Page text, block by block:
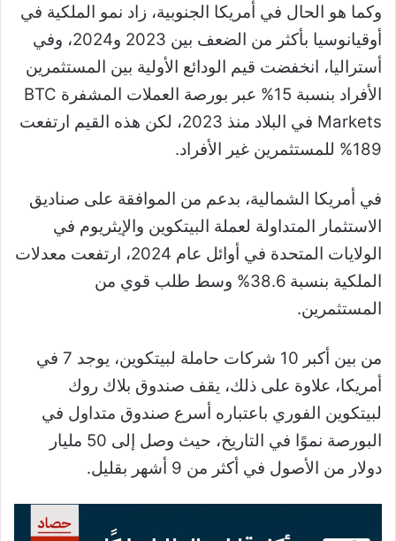
وكما هو الحال في أمريكا الجنوبية، زاد نمو الملكية في
أوقيانوسيا بأكثر من الضعف بين 2023 و2024، وفي
أستراليا، انخفضت قيم الودائع الأولية بين المستثمرين
الأفراد بنسبة 15% عبر بورصة العملات المشفرة BTC
Markets في البلاد منذ 2023، لكن هذه القيم ارتفعت
189% للمستثمرين غير الأفراد.
في أمريكا الشمالية، بدعم من الموافقة على صناديق
الاستثمار المتداولة لعملة البيتكوين والإيثريوم في
الولايات المتحدة في أوائل عام 2024، ارتفعت معدلات
الملكية بنسبة 38.6% وسط طلب قوي من
المستثمرين.
من بين أكبر 10 شركات حاملة لبيتكوين، يوجد 7 في
أمريكا، علاوة على ذلك، يقف صندوق بلاك روك
لبيتكوين الفوري باعتباره أسرع صندوق متداول في
البورصة نموًا في التاريخ، حيث وصل إلى 50 مليار
دولار من الأصول في أكثر من 9 أشهر بقليل.